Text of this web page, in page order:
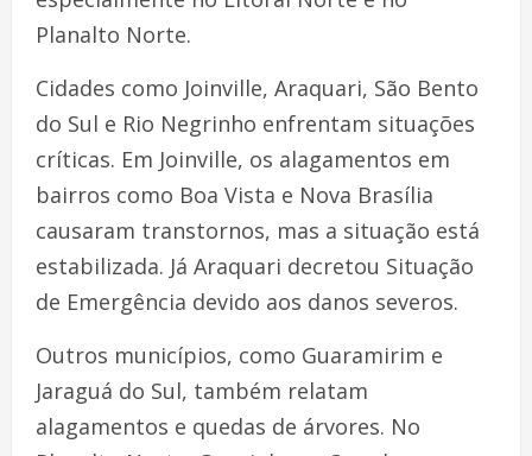
Planalto Norte.
Cidades como Joinville, Araquari, São Bento
do Sul e Rio Negrinho enfrentam situações
críticas. Em Joinville, os alagamentos em
bairros como Boa Vista e Nova Brasília
causaram transtornos, mas a situação está
estabilizada. Já Araquari decretou Situação
de Emergência devido aos danos severos.
Outros municípios, como Guaramirim e
Jaraguá do Sul, também relatam
alagamentos e quedas de árvores. No